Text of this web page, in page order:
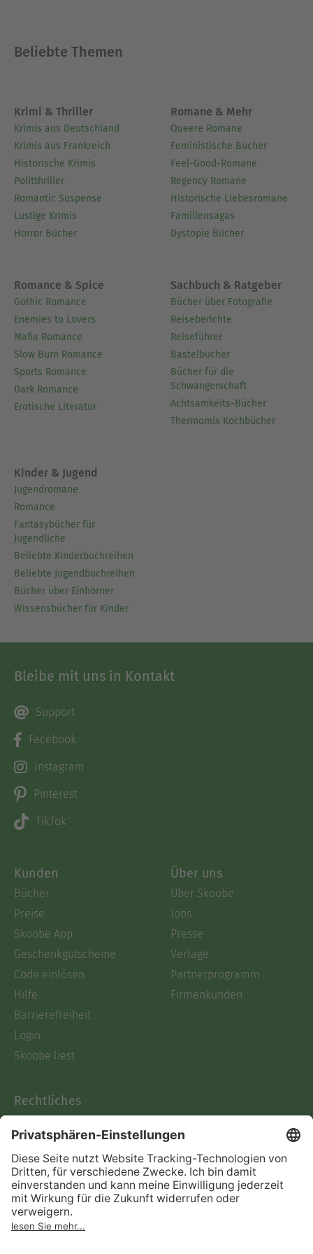
Beliebte Themen
Krimi & Thriller
Krimis aus Deutschland
Krimis aus Frankreich
Historische Krimis
Politthriller
Romantic Suspense
Lustige Krimis
Horror Bücher
Romane & Mehr
Queere Romane
Feministische Bücher
Feel-Good-Romane
Regency Romane
Historische Liebesromane
Familiensagas
Dystopie Bücher
Romance & Spice
Gothic Romance
Enemies to Lovers
Mafia Romance
Slow Burn Romance
Sports Romance
Dark Romance
Erotische Literatur
Sachbuch & Ratgeber
Bücher über Fotografie
Reiseberichte
Reiseführer
Bastelbücher
Bücher für die
Schwangerschaft
Achtsamkeits-Bücher
Thermomix Kochbücher
Kinder & Jugend
Jugendromane
Romance
Fantasybücher für
Jugendliche
Beliebte Kinderbuchreihen
Beliebte Jugendbuchreihen
Bücher über Einhörner
Wissensbücher für Kinder
Bleibe mit uns in Kontakt
Support
Facebook
Instagram
Pinterest
TikTok
Kunden
Bücher
Preise
Skoobe App
Geschenkgutscheine
Code einlösen
Hilfe
Barrierefreiheit
Login
Skoobe liest
Über uns
Über Skoobe
Jobs
Presse
Verlage
Partnerprogramm
Firmenkunden
Rechtliches
AGB
Informationen nach Data
Act
Verträge hier kündigen
Impressum